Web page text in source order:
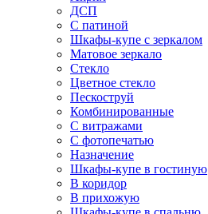
ДСП
С патиной
Шкафы-купе с зеркалом
Матовое зеркало
Стекло
Цветное стекло
Пескоструй
Комбинированные
С витражами
С фотопечатью
Назначение
Шкафы-купе в гостиную
В коридор
В прихожую